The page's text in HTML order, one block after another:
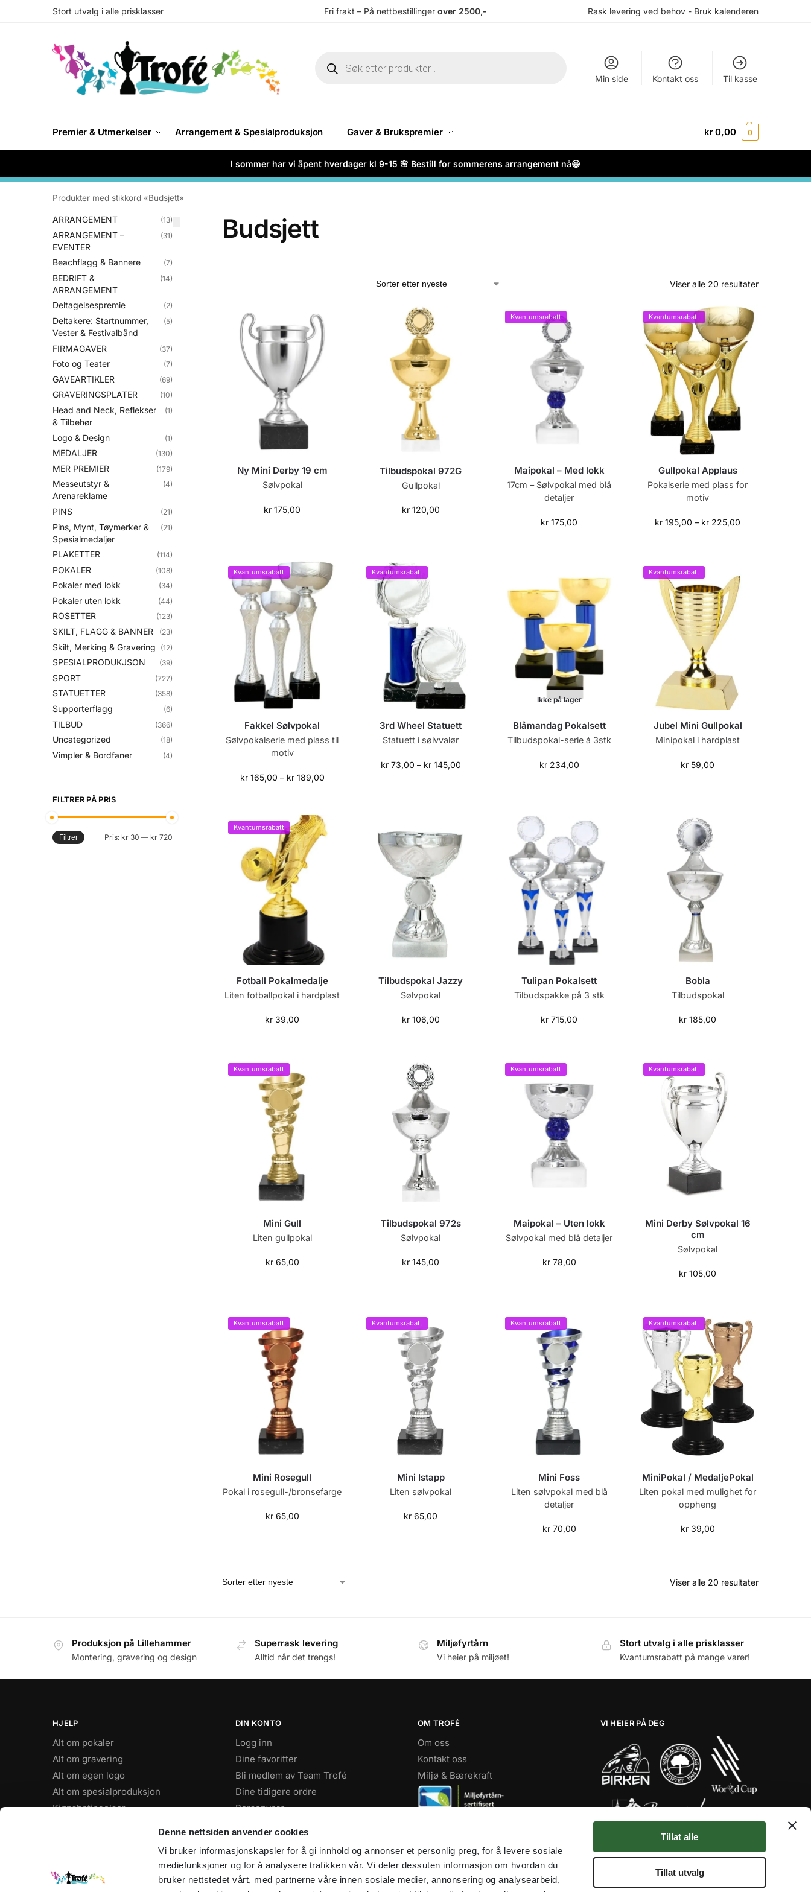
Denne nettsiden anvender cookies
Vi bruker informasjonskapsler for å gi innhold og annonser et personlig preg, for å levere sosiale
mediefunksjoner og for å analysere trafikken vår. Vi deler dessuten informasjon om hvordan du
bruker nettstedet vårt, med partnerne våre innen sosiale medier, annonsering og analysearbeid,
Tillat alle
Tillat utvalg
Stort utvalg i alle prisklasser Fri frakt – På nettbestillinger over 2500,- Rask levering ved behov - Bruk kalenderen
Min side Kontakt oss Til kasse
Premier & Utmerkelser Arrangement & Spesialproduksjon Gaver & Brukspremier kr0,00 0
I sommer har vi åpent hverdager kl 9-15 🌸 Bestill for sommerens arrangement nå😃
Produkter med stikkord «Budsjett»
Budsjett
Viser alle 20 resultater
Ny Mini Derby 19 cm
Sølvpokal
kr 175,00
Tilbudspokal 972G
Gullpokal
kr120,00
Kvantumsrabatt
Maipokal – Med lokk
17cm – Sølvpokal med blå
detaljer
kr 175,00
Kvantumsrabatt
Gullpokal Applaus
Pokalserie med plass for
motiv
kr 195,00 – kr 225,00
Kvantumsrabatt
Fakkel Sølvpokal
Sølvpokalserie med plass til
motiv
kr165,00 – kr189,00
Kvantumsrabatt
3rd Wheel Statuett
Statuett i sølvvalør
kr73,00 – kr145,00
Ikke på lager
Blåmandag Pokalsett
Tilbudspokal-serie á 3stk
kr234,00
Kvantumsrabatt
Jubel Mini Gullpokal
Minipokal i hardplast
kr 59,00
Kvantumsrabatt
Fotball Pokalmedalje
Liten fotballpokal i hardplast
kr 39,00
Tilbudspokal Jazzy
Sølvpokal
kr106,00
Tulipan Pokalsett
Tilbudspakke på 3 stk
kr 715,00
Bobla
Tilbudspokal
kr 185,00
Kvantumsrabatt
Mini Gull
Liten gullpokal
kr65,00
Tilbudspokal 972s
Sølvpokal
kr 145,00
Kvantumsrabatt
Maipokal – Uten lokk
Sølvpokal med blå detaljer
kr78,00
Kvantumsrabatt
Mini Derby Sølvpokal 16
cm
Sølvpokal
kr 105,00
Kvantumsrabatt
Mini Rosegull
Pokal i rosegull-/bronsefarge
kr65,00
Kvantumsrabatt
Mini Istapp
Liten sølvpokal
kr 65,00
Kvantumsrabatt
Mini Foss
Liten sølvpokal med blå
detaljer
kr70,00
Kvantumsrabatt
MiniPokal / MedaljePokal
Liten pokal med mulighet for
oppheng
kr39,00
Viser alle 20 resultater
ARRANGEMENT (13)
ARRANGEMENT –
EVENTER
(31)
Beachflagg & Bannere (7)
BEDRIFT &
ARRANGEMENT
(14)
Deltagelsespremie (2)
Deltakere: Startnummer,
Vester & Festivalbånd
(5)
FIRMAGAVER (37)
Foto og Teater (7)
GAVEARTIKLER (69)
GRAVERINGSPLATER (10)
Head and Neck, Reflekser
& Tilbehør
(1)
Logo & Design (1)
MEDALJER (130)
MER PREMIER (179)
Messeutstyr &
Arenareklame
(4)
PINS (21)
Pins, Mynt, Tøymerker &
Spesialmedaljer
(21)
PLAKETTER (114)
POKALER (108)
Pokaler med lokk (34)
Pokaler uten lokk (44)
ROSETTER (123)
SKILT, FLAGG & BANNER (23)
Skilt, Merking & Gravering (12)
SPESIALPRODUKJSON (39)
SPORT (727)
STATUETTER (358)
Supporterflagg (6)
TILBUD (366)
Uncategorized (18)
Vimpler & Bordfaner (4)
FILTRER PÅ PRIS
Filtrer Pris: kr 30 — kr 720
Produksjon på Lillehammer
Montering, gravering og design
Superrask levering
Alltid når det trengs!
Miljøfyrtårn
Vi heier på miljøet!
Stort utvalg i alle prisklasser
Kvantumsrabatt på mange varer!
HJELP
Alt om pokaler
Alt om gravering
Alt om egen logo
Alt om spesialproduksjon
Kjøpsbetingelser
Hverdager: 8–16
DIN KONTO
Logg inn
Dine favoritter
Bli medlem av Team Trofé
Dine tidigere ordre
Personvern
OM TROFÉ
Om oss
Kontakt oss
Miljø & Bærekraft
Instagram
Youtube
VI HEIER PÅ DEG
Her er noen av våre fantastiske
samarbeidspartnere!